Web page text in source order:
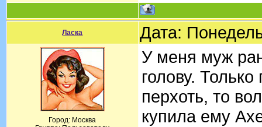
Ласка Дата:
Город: Москва
У меня муж
голову.
перхоть, то
купила ему